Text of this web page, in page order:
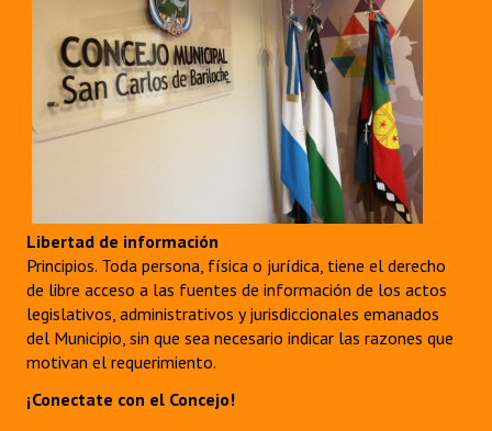
Libertad de información
Principios. Toda persona, física o jurídica, tiene el derecho
de libre acceso a las fuentes de información de los actos
legislativos, administrativos y jurisdiccionales emanados
del Municipio, sin que sea necesario indicar las razones que
motivan el requerimiento.
¡Conectate con el Concejo!